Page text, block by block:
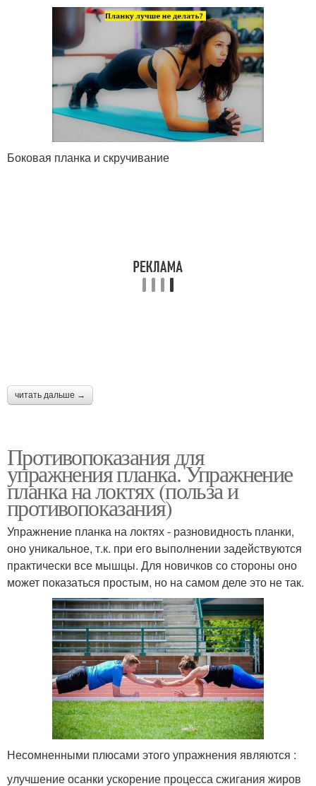
Боковая планка и скручивание
читать дальше →
Противопоказания для
упражнения планка. Упражнение
планка на локтях (польза и
противопоказания)
Упражнение планка на локтях - разновидность планки,
оно уникальное, т.к. при его выполнении задействуются
практически все мышцы. Для новичков со стороны оно
может показаться простым, но на самом деле это не так.
Несомненными плюсами этого упражнения являются :
улучшение осанки ускорение процесса сжигания жиров